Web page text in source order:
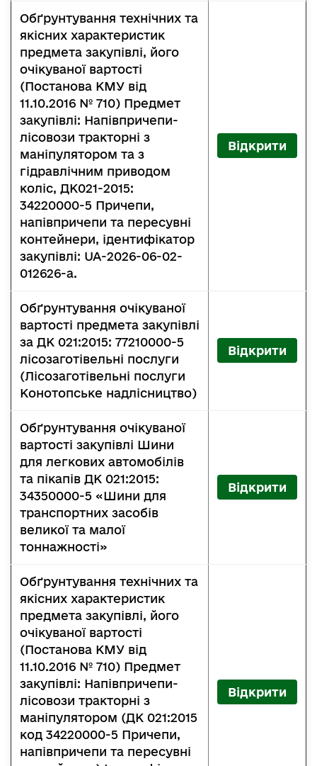
Обґрунтування технічних та
якісних характеристик
предмета закупівлі, його
очікуваної вартості
(Постанова КМУ від
11.10.2016 № 710) Предмет
закупівлі: Напівпричепи-
лісовози тракторні з
маніпулятором та з
гідравлічним приводом
коліс, ДК021-2015:
34220000-5 Причепи,
напівпричепи та пересувні
контейнери, ідентифікатор
закупівлі: UA-2026-06-02-
012626-a.
Відкрити
Обґрунтування очікуваної
вартості предмета закупівлі
за ДК 021:2015: 77210000-5
лісозаготівельні послуги
(Лісозаготівельні послуги
Конотопське надлісництво)
Відкрити
Обґрунтування очікуваної
вартості закупівлі Шини
для легкових автомобілів
та пікапів ДК 021:2015:
34350000-5 «Шини для
транспортних засобів
великої та малої
тоннажності»
Відкрити
Обґрунтування технічних та
якісних характеристик
предмета закупівлі, його
очікуваної вартості
(Постанова КМУ від
11.10.2016 № 710) Предмет
закупівлі: Напівпричепи-
лісовози тракторні з
маніпулятором (ДК 021:2015
код 34220000-5 Причепи,
напівпричепи та пересувні
Відкрити